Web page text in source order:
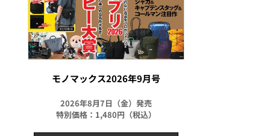
モノマックス2026年9月号
2026年8月7日（金）発売
特別価格：1,480円（税込）